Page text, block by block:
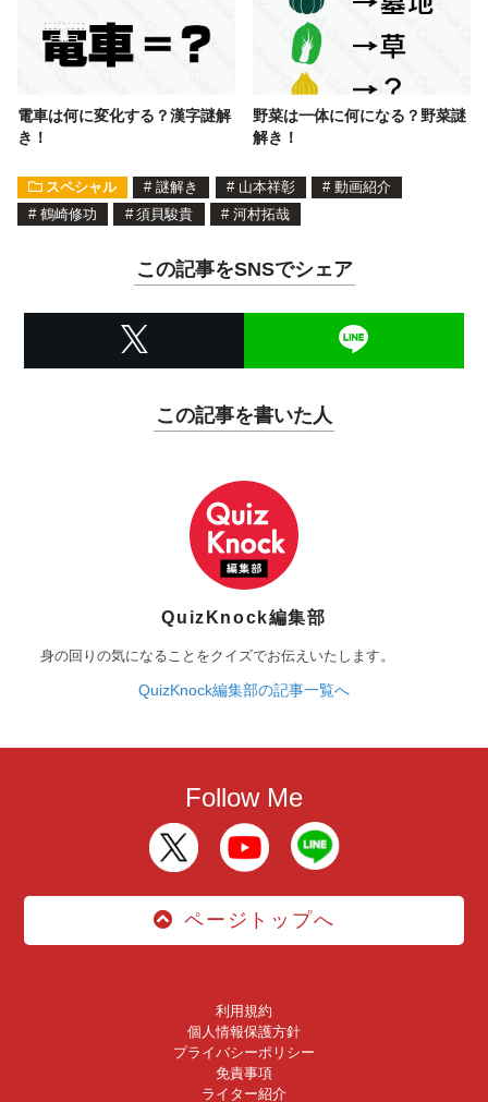
電車は何に変化する？漢字謎解
き！
野菜は一体に何になる？野菜謎
解き！
スペシャル # 謎解き # 山本祥彰 # 動画紹介
# 鶴崎修功 # 須貝駿貴 # 河村拓哉
この記事をSNSでシェア
この記事を書いた人
QuizKnock編集部
身の回りの気になることをクイズでお伝えいたします。
QuizKnock編集部の記事一覧へ
Follow Me
ページトップへ
利用規約
個人情報保護方針
プライバシーポリシー
免責事項
ライター紹介